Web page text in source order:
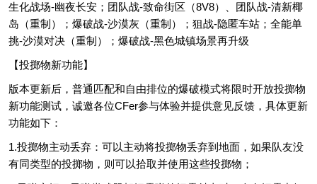
生化战场-幽夜长安；团队战-致命街区（8V8）、团队战-清新椰
岛（重制）；爆破战-沙漠灰（重制）；狙战-隐匿车站；全能单
挑-沙漠对决（重制）；爆破战-黑色城镇场景再升级
【投掷物新功能】
版本更新后，普通匹配和自由排位的爆破模式将限时开放投掷物
新功能测试，诚邀各位CFer参与体验并提供意见反馈，具体更新
功能如下：
1.投掷物主动丢弃：可以主动将投掷物丢弃到地面，如果队友没
有同类型的投掷物，则可以拾取并使用这些投掷物；